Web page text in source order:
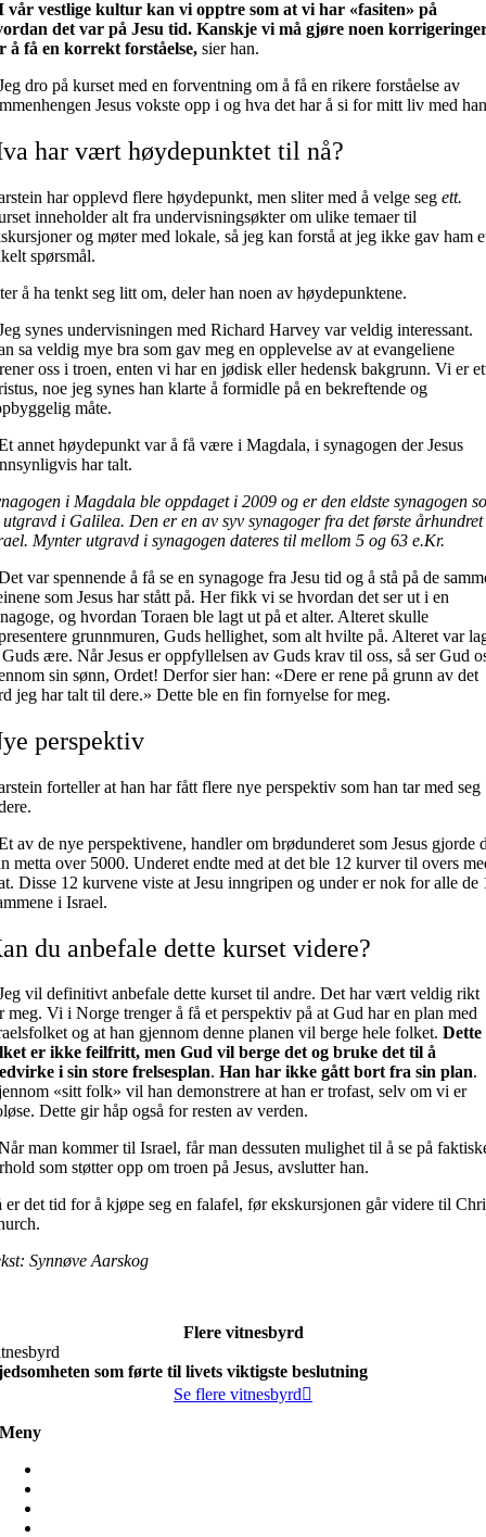
vår vestlige kultur kan vi opptre som at vi har «fasiten» på
det var på Jesu tid. Kanskje vi må gjøre noen
å få en korrekt forståelse, sier han.
dro på kurset med en forventning om å få en rikere forståelse av
Jesus vokste opp i og hva det har å si for mitt liv med
har vært høydepunktet til nå?
har opplevd flere høydepunkt, men sliter med å velge segett.
inneholder alt fra undervisningsøkter om ulike temaer til
og møter med lokale, så jeg kan forstå at jeg ikke gav ham
spørsmål.
å ha tenkt seg litt om, deler han noen av høydepunktene.
synes undervisningen med Richard Harvey var veldig interessant.
sa veldig mye bra som gav meg en opplevelse av at evangeliene
oss i troen, enten vi har en jødisk eller hedensk bakgrunn. Vi er
noe jeg synes han klarte å formidle på en bekreftende og
måte.
annet høydepunkt var å få være i Magdala, i synagogen der Jesus
har talt.
i Magdala ble oppdaget i 2009 og er den eldste synagogen
utgravd i Galilea. Den er en av syv synagoger fra det første
Mynter utgravd i synagogen dateres til mellom 5 og 63 e.Kr.
var spennende å få se en synagoge fra Jesu tid og å stå på de
som Jesus har stått på. Her fikk vi se hvordan det ser ut i en
og hvordan Toraen ble lagt ut på et alter. Alteret skulle
grunnmuren, Guds hellighet, som alt hvilte på. Alteret var
ære. Når Jesus er oppfyllelsen av Guds krav til oss, så ser Gud
sin sønn, Ordet! Derfor sier han: «Dere er rene på grunn av det
jeg har talt til dere.» Dette ble en fin fornyelse for meg.
perspektiv
forteller at han har fått flere nye perspektiv som han tar med seg
av de nye perspektivene, handler om brødunderet som Jesus gjorde
metta over 5000. Underet endte med at det ble 12 kurver til overs
Disse 12 kurvene viste at Jesu inngripen og under er nok for alle de
i Israel.
du anbefale dette kurset videre?
vil definitivt anbefale dette kurset til andre. Det har vært veldig rikt
meg. Vi i Norge trenger å få et perspektiv på at Gud har en plan med
og at han gjennom denne planen vil berge hele folket.Dette
er ikke feilfritt, men Gud vil berge det og bruke det til å
i sin store frelsesplan.Han har ikke gått bort fra sin plan.
«sitt folk» vil han demonstrere at han er trofast, selv om vi er
Dette gir håp også for resten av verden.
man kommer til Israel, får man dessuten mulighet til å se på
som støtter opp om troen på Jesus, avslutter han.
er det tid for å kjøpe seg en falafel, før ekskursjonen går videre til
Synnøve Aarskog
Flere vitnesbyrd
som førte til livets viktigste beslutning
Se flere vitnesbyrd
Meny